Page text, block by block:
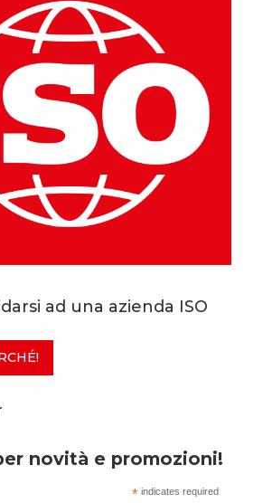
ad una azienda ISO
novità e promozioni!
* indicates required